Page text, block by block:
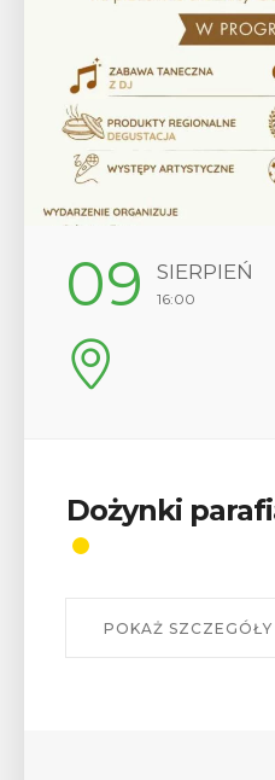
12 SIERPIEŃ
17:00
Wykład „Jak
odznaki na
W środę 12 sierpnia o